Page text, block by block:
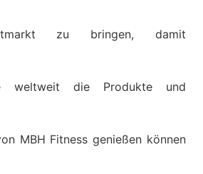
zu bringen, damit
weltweit die Produkte und
MBH Fitness genießen können